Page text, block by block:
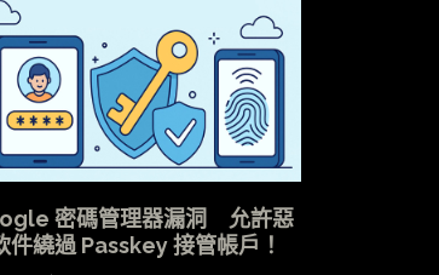
密碼管理器漏洞 允許惡
件繞過 Passkey 接管帳戶！